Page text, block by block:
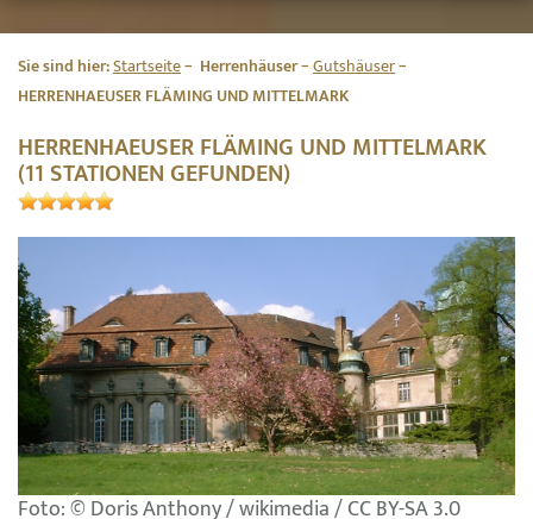
Sie sind hier:Startseite Herrenhäuser Gutshäuser
HERRENHAEUSER FLÄMING UND MITTELMARK
HERRENHAEUSER FLÄMING UND MITTELMARK
(11 STATIONEN GEFUNDEN)
Foto: © Doris Anthony / wikimedia / CC BY-SA 3.0